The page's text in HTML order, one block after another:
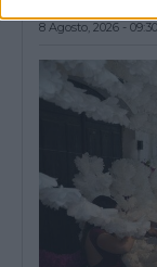
8 Agosto, 2026 - 09:30